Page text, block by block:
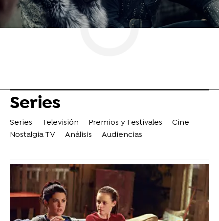
Series
Series Televisión Premios y Festivales
Cine
Nostalgia TV
Análisis Audiencias